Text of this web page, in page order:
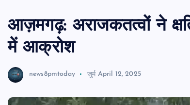
आज़मगढ़: अराजकतत्वों ने
में आक्रोश
news8pmtoday जुर्म April 12, 2025